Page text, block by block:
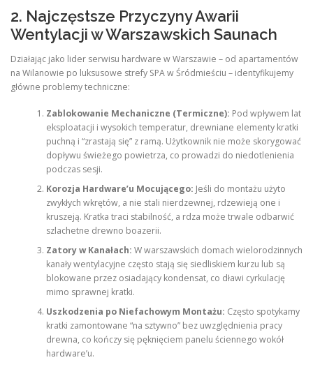
2. Najczęstsze Przyczyny Awarii
Wentylacji w Warszawskich Saunach
Działając jako lider serwisu hardware w Warszawie – od apartamentów
na Wilanowie po luksusowe strefy SPA w Śródmieściu – identyfikujemy
główne problemy techniczne:
Zablokowanie Mechaniczne (Termiczne): Pod wpływem lat
eksploatacji i wysokich temperatur, drewniane elementy kratki
puchną i “zrastają się” z ramą. Użytkownik nie może skorygować
dopływu świeżego powietrza, co prowadzi do niedotlenienia
podczas sesji.
Korozja Hardware’u Mocującego: Jeśli do montażu użyto
zwykłych wkrętów, a nie stali nierdzewnej, rdzewieją one i
kruszeją. Kratka traci stabilność, a rdza może trwale odbarwić
szlachetne drewno boazerii.
Zatory w Kanałach: W warszawskich domach wielorodzinnych
kanały wentylacyjne często stają się siedliskiem kurzu lub są
blokowane przez osiadający kondensat, co dławi cyrkulację
mimo sprawnej kratki.
Uszkodzenia po Niefachowym Montażu: Często spotykamy
kratki zamontowane “na sztywno” bez uwzględnienia pracy
drewna, co kończy się pęknięciem panelu ściennego wokół
hardware’u.